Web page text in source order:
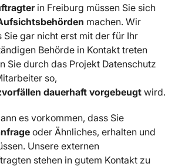
in Freiburg müssen Sie sich
machen. Wir
Sie gar nicht erst mit der für Ihr
Behörde in Kontakt treten
Sie durch das Projekt Datenschutz
so,
dauerhaft vorgebeugt wird.
es vorkommen, dass Sie
oder Ähnliches, erhalten und
Unsere externen
stehen in gutem Kontakt zu